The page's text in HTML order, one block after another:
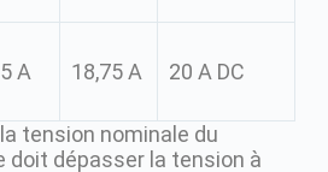
A 18,75 A 20 A DC
tension nominale du
doit dépasser la tension à